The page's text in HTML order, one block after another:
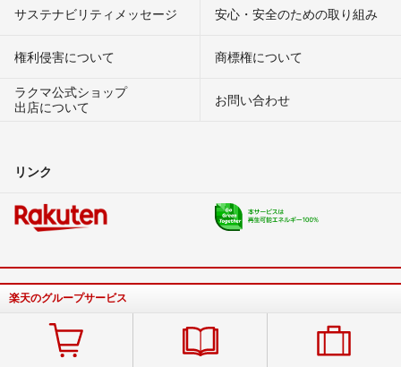
サステナビリティメッセージ 安心・安全のための取り組み
権利侵害について
商標権について
ラクマ公式ショップ
出店について
お問い合わせ
リンク
楽天のグループサービス